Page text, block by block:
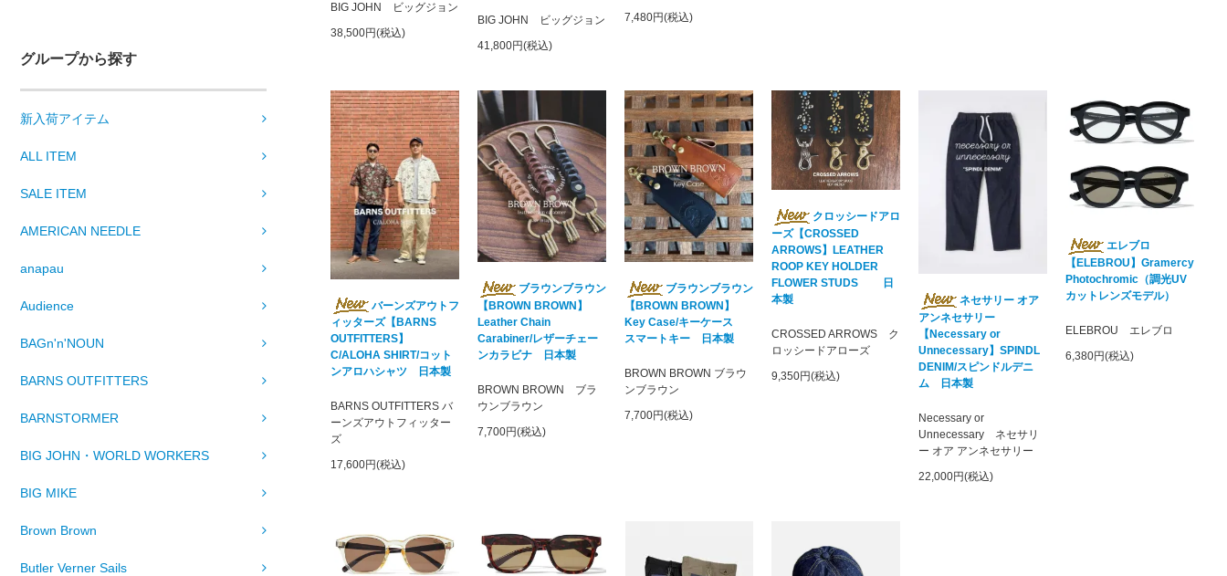
グループから探す
新入荷アイテム
ALL ITEM
SALE ITEM
AMERICAN NEEDLE
anapau
Audience
BAGn'n'NOUN
BARNS OUTFITTERS
BARNSTORMER
BIG JOHN・WORLD WORKERS
BIG MIKE
Brown Brown
Butler Verner Sails
BIG JOHN ビッグジョン
38,500円(税込)
BIG JOHN ビッグジョン
41,800円(税込)
7,480円(税込)
バーンズアウトフ
ィッターズ【BARNS
OUTFITTERS】
C/ALOHA SHIRT/コット
ンアロハシャツ 日本製
BARNS OUTFITTERS バ
ーンズアウトフィッター
ズ
17,600円(税込)
ブラウンブラウン
【BROWN BROWN】
Leather Chain
Carabiner/レザーチェー
ンカラビナ 日本製
BROWN BROWN ブラ
ウンブラウン
7,700円(税込)
ブラウンブラウン
【BROWN BROWN】
Key Case/キーケース
スマートキー 日本製
BROWN BROWN ブラウ
ンブラウン
7,700円(税込)
クロッシードアロ
ーズ【CROSSED
ARROWS】LEATHER
ROOP KEY HOLDER
FLOWER STUDS 日
本製
CROSSED ARROWS ク
ロッシードアローズ
9,350円(税込)
ネセサリー オア
アンネセサリー
【Necessary or
Unnecessary】SPINDL
DENIM/スピンドルデニ
ム 日本製
Necessary or
Unnecessary ネセサリ
ー オア アンネセサリー
22,000円(税込)
エレブロ
【ELEBROU】Gramercy
Photochromic（調光UV
カットレンズモデル）
ELEBROU エレブロ
6,380円(税込)